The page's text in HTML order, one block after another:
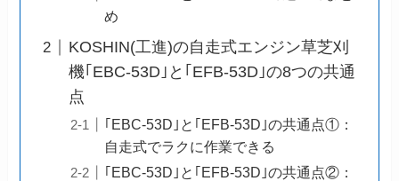
め
KOSHIN(工進)の自走式エンジン草芝刈
機｢EBC-53D｣と｢EFB-53D｣の8つの共通
点
｢EBC-53D｣と｢EFB-53D｣の共通点①：
自走式でラクに作業できる
｢EBC-53D｣と｢EFB-53D｣の共通点②：